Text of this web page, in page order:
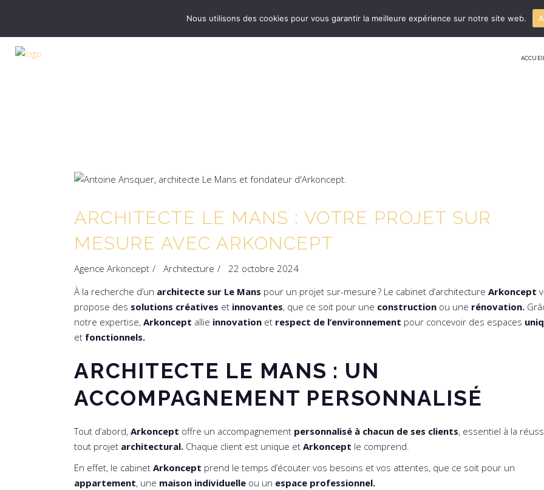
ACCUEIL
ARCHITECTE LE MANS : VOTRE PROJET SUR
MESURE AVEC ARKONCEPT
Agence Arkoncept Architecture
22 octobre 2024
À la recherche d’un architecte sur Le Mans pour un projet sur-mesure ? Le cabinet d’architecture Arkoncept
propose des solutions créatives et innovantes, que ce soit pour une construction ou une rénovation.
notre expertise, Arkoncept allie innovation et respect de l’environnement pour concevoir des espaces
et fonctionnels.
ARCHITECTE LE MANS : UN
ACCOMPAGNEMENT PERSONNALISÉ
Tout d’abord, Arkoncept offre un accompagnement personnalisé à chacun de ses clients, essentiel à la
tout projet architectural. Chaque client est unique et Arkoncept le comprend.
En effet, le cabinet Arkoncept prend le temps d’écouter vos besoins et vos attentes, que ce soit pour un
appartement, une maison individuelle ou un espace professionnel.
Nous utilisons des cookies pour vous garantir la meilleure expérience sur notre site web.